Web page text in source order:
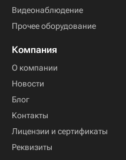
Видеонаблюдение
Прочее оборудование
Компания
О компании
Новости
Блог
Контакты
Лицензии и сертификаты
Реквизиты